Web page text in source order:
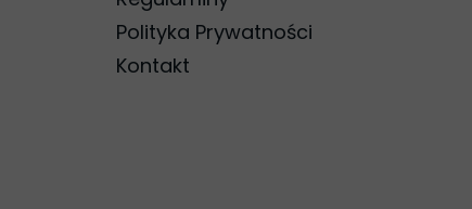
Polityka Prywatności
Kontakt